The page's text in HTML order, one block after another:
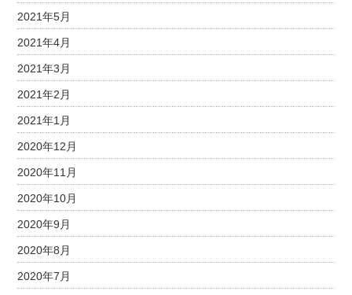
2021年5月
2021年4月
2021年3月
2021年2月
2021年1月
2020年12月
2020年11月
2020年10月
2020年9月
2020年8月
2020年7月